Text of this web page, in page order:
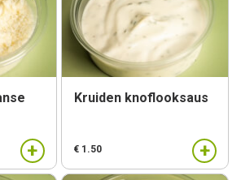
+
Kruiden knoflooksaus
€ 1.50 +